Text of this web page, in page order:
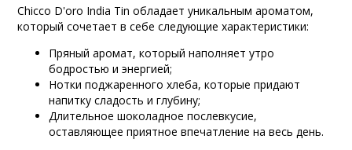
Chicco D'oro India Tin обладает уникальным ароматом,
который сочетает в себе следующие характеристики:
Пряный аромат, который наполняет утро
бодростью и энергией;
Нотки поджаренного хлеба, которые придают
напитку сладость и глубину;
Длительное шоколадное послевкусие,
оставляющее приятное впечатление на весь день.